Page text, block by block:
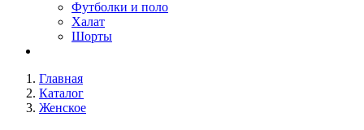
Футболки и поло
Халат
Шорты
Главная
Каталог
Женское